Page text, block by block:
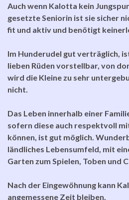
Auch wenn Kalotta kein
gesetzte Seniorin ist sie sicher
fit und aktiv und benötigt
Im Hunderudel gut verträglich,
lieben Rüden vorstellbar, von
wird die Kleine zu sehr
nicht.
Das Leben innerhalb einer
sofern diese auch respektvoll
können, ist gut möglich.
ländliches Lebensumfeld, mit
Garten zum Spielen, Toben und
Nach der Eingewöhnung kann
angemessene Zeit bleiben.